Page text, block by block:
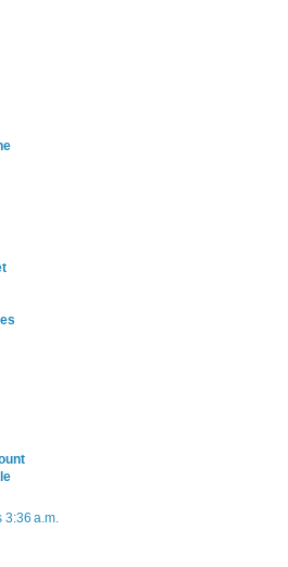
3:36 a.m.